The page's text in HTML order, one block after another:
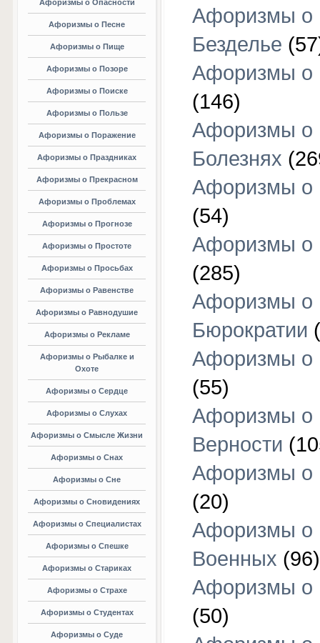
Афоризмы о Опасности
Афоризмы о Песне
Афоризмы о Пище
Афоризмы о Позоре
Афоризмы о Поиске
Афоризмы о Пользе
Афоризмы о Поражение
Афоризмы о Праздниках
Афоризмы о Прекрасном
Афоризмы о Проблемах
Афоризмы о Прогнозе
Афоризмы о Простоте
Афоризмы о Просьбах
Афоризмы о Равенстве
Афоризмы о Равнодушие
Афоризмы о Рекламе
Афоризмы о Рыбалке и
Охоте
Афоризмы о Сердце
Афоризмы о Слухах
Афоризмы о Смысле Жизни
Афоризмы о Снах
Афоризмы о Сне
Афоризмы о Сновидениях
Афоризмы о Специалистах
Афоризмы о Спешке
Афоризмы о Стариках
Афоризмы о Страхе
Афоризмы о Студентах
Афоризмы о Суде
Афоризмы о
Безделье
Афоризмы о
(146)
Афоризмы о
Болезнях
Афоризмы о
(54)
Афоризмы о
(285)
Афоризмы о
Бюрократии
Афоризмы о
(55)
Афоризмы о
Верности
Афоризмы о
(20)
Афоризмы о
Военных (96)
Афоризмы о
(50)